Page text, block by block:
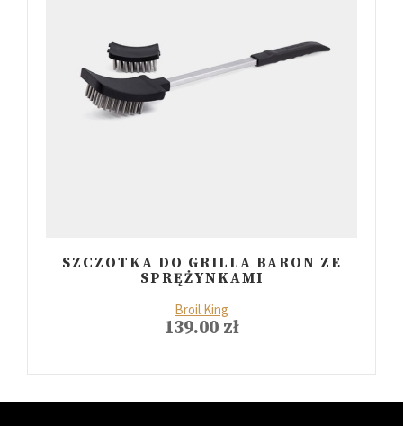
SZCZOTKA DO GRILLA BARON ZE
SPRĘŻYNKAMI
Broil King
139.00 zł